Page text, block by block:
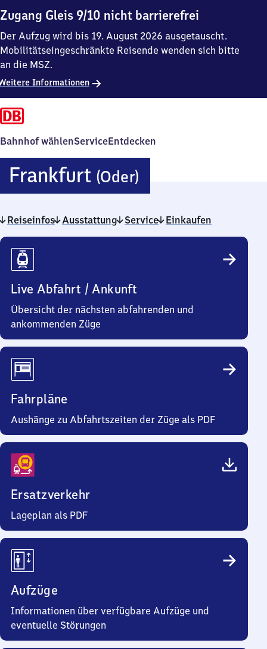
Zugang Gleis 9/10 nicht barrierefrei
Der Aufzug wird bis 19. August 2026 ausgetauscht.
Mobilitätseingeschränkte Reisende wenden sich bitte
an die MSZ.
Informationen
Bahnhof wählenServiceEntdecken
Frankfurt (Oder)
(Oder)
Reiseinfos Ausstattung Service Einkaufen
Reiseinfos
Live Abfahrt / Ankunft
Übersicht der nächsten abfahrenden und
ankommenden Züge
Fahrpläne
Aushänge zu Abfahrtszeiten der Züge als PDF
Ersatzverkehr
Lageplan als PDF
Aufzüge
Informationen über verfügbare Aufzüge und
eventuelle Störungen